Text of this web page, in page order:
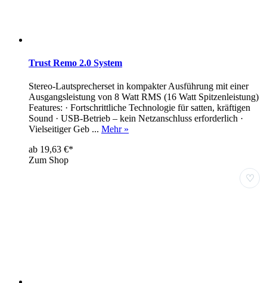
Trust Remo 2.0 System
Stereo-Lautsprecherset in kompakter Ausführung mit einer
Ausgangsleistung von 8 Watt RMS (16 Watt Spitzenleistung)
Features: · Fortschrittliche Technologie für satten, kräftigen
Sound · USB-Betrieb – kein Netzanschluss erforderlich ·
Vielseitiger Geb ... Mehr »
ab 19,63 €*
Zum Shop
♡